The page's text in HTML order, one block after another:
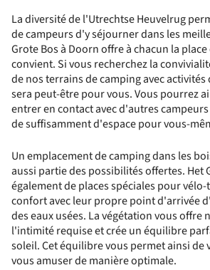
La diversité de l'Utrechtse Heuvelrug
de campeurs d'y séjourner dans les
Grote Bos à Doorn offre à chacun la
convient. Si vous recherchez la
de nos terrains de camping avec
sera peut-être pour vous. Vous pourrez
entrer en contact avec d'autres
de suffisamment d'espace pour vous-
Un emplacement de camping dans les
aussi partie des possibilités offertes. Het
également de places spéciales pour
confort avec leur propre point d'arrivée
des eaux usées. La végétation vous offre
l'intimité requise et crée un équilibre
soleil. Cet équilibre vous permet ainsi de
vous amuser de manière optimale.